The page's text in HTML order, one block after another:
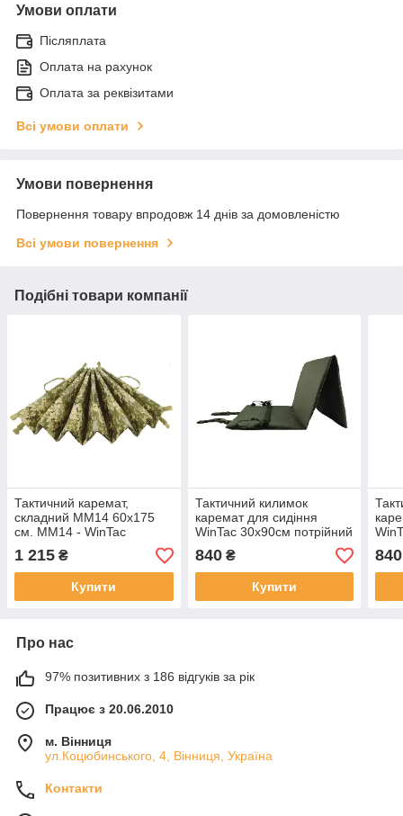
Умови оплати
Післяплата
Оплата на рахунок
Оплата за реквізитами
Всі умови оплати
Умови повернення
Повернення товару впродовж 14 днів за домовленістю
Всі умови повернення
Подібні товари компанії
Тактичний каремат,
cкладний ММ14 60х175
см. ММ14 - WinTac
1 215 ₴
Купити
Тактичний килимок
каремат для сидіння
WinTac 30х90см потрійний
п'ятиточка олива
840₴
Купити
840
Про нас
97% позитивних з 186 відгуків за рік
Працює з 20.06.2010
м. Вінниця
ул.Коцюбинського, 4, Вінниця, Україна
Контакти